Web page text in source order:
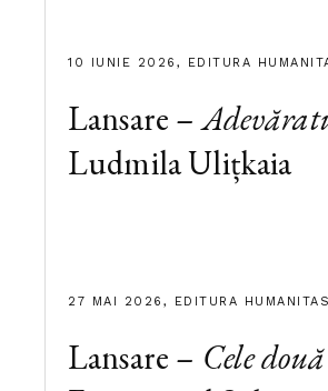
10 IUNIE 2026, EDITURA
Lansare –
Ludmila Ulițkaia
27 MAI 2026, EDITURA
Lansare – Cele